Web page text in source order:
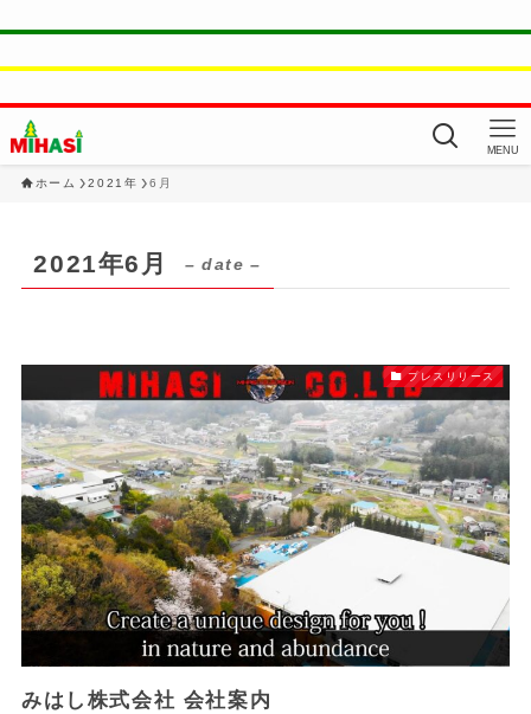
MENU
ホーム 2021年 6月
2021年6月 – date –
プレスリリース
みはし株式会社 会社案内